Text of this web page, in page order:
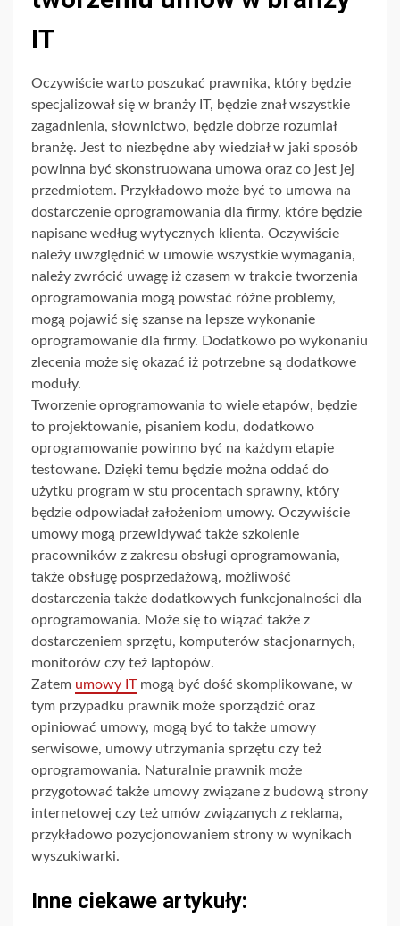
IT
Oczywiście warto poszukać prawnika, który będzie
specjalizował się w branży IT, będzie znał wszystkie
zagadnienia, słownictwo, będzie dobrze rozumiał
branżę. Jest to niezbędne aby wiedział w jaki sposób
powinna być skonstruowana umowa oraz co jest jej
przedmiotem. Przykładowo może być to umowa na
dostarczenie oprogramowania dla firmy, które będzie
napisane według wytycznych klienta. Oczywiście
należy uwzględnić w umowie wszystkie wymagania,
należy zwrócić uwagę iż czasem w trakcie tworzenia
oprogramowania mogą powstać różne problemy,
mogą pojawić się szanse na lepsze wykonanie
oprogramowanie dla firmy. Dodatkowo po wykonaniu
zlecenia może się okazać iż potrzebne są dodatkowe
moduły.
Tworzenie oprogramowania to wiele etapów, będzie
to projektowanie, pisaniem kodu, dodatkowo
oprogramowanie powinno być na każdym etapie
testowane. Dzięki temu będzie można oddać do
użytku program w stu procentach sprawny, który
będzie odpowiadał założeniom umowy. Oczywiście
umowy mogą przewidywać także szkolenie
pracowników z zakresu obsługi oprogramowania,
także obsługę posprzedażową, możliwość
dostarczenia także dodatkowych funkcjonalności dla
oprogramowania. Może się to wiązać także z
dostarczeniem sprzętu, komputerów stacjonarnych,
monitorów czy też laptopów.
Zatem umowy ITmogą być dość skomplikowane, w
tym przypadku prawnik może sporządzić oraz
opiniować umowy, mogą być to także umowy
serwisowe, umowy utrzymania sprzętu czy też
oprogramowania. Naturalnie prawnik może
przygotować także umowy związane z budową strony
internetowej czy też umów związanych z reklamą,
przykładowo pozycjonowaniem strony w wynikach
wyszukiwarki.
Inne ciekawe artykuły: